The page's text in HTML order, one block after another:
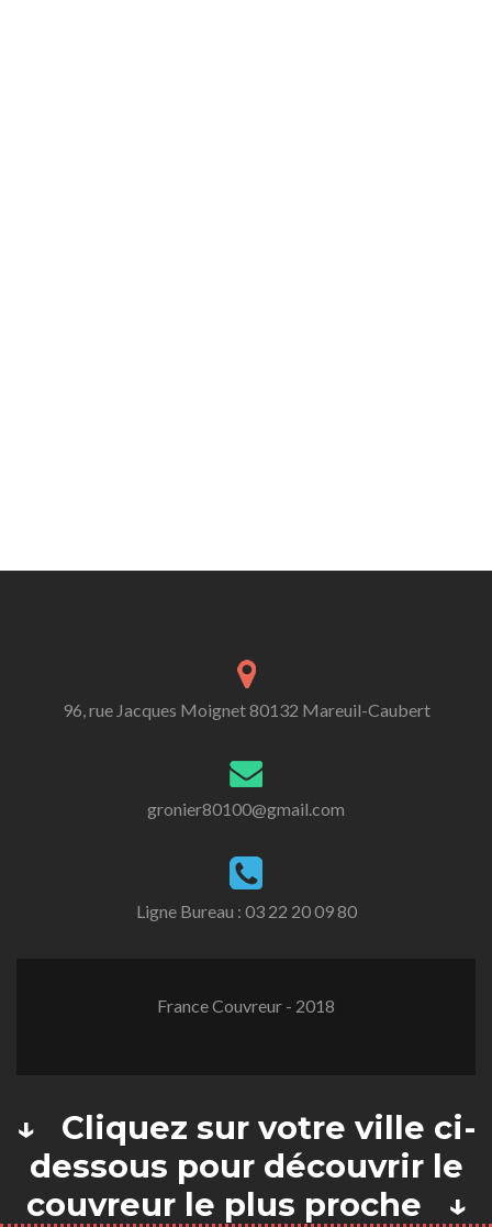
96, rue Jacques Moignet 80132 Mareuil-Caubert
gronier80100@gmail.com
Ligne Bureau : 03 22 20 09 80
France Couvreur - 2018
↓ Cliquez sur votre ville ci-
dessous pour découvrir le
couvreur le plus proche ↓